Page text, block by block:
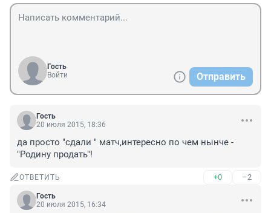
Гость
Войти
Отправить
Гость
20 июля 2015, 18:36
да просто "сдали " матч,интересно по чем нынче -
"Родину продать"!
ОТВЕТИТЬ +0 –2
Гость
20 июля 2015, 16:34